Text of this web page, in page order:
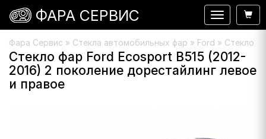
Фара Сервис » Стекла автомобильных фар » Ford » Стекло
Стекло фар Ford Ecosport B515 (2012-
2016) 2 поколение дорестайлинг левое
и правое
Навигация
ФАРА СЕРВИС